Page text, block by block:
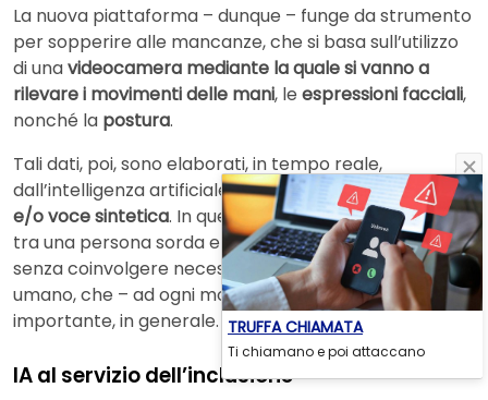
La nuova piattaforma – dunque – funge da strumento
per sopperire alle mancanze, che si basa sull’utilizzo
di unavideocamera mediante la quale si vanno a
rilevare i movimenti delle mani, le espressioni facciali,
nonché la postura.
Tali dati, poi, sono elaborati, in tempo reale,
dall’intelligenza artificiale, che li trasforma intesto
e/o voce sintetica. In questo modo, la conversazione
tra una persona sorda e una udente può avere luogo,
senza coinvolgere necessariamente un interprete
umano, che – ad ogni modo – resta una figura
importante, in generale.
IA al servizio dell’inclusione
TRUFFA CHIAMATA
Ti chiamano e poi attaccano